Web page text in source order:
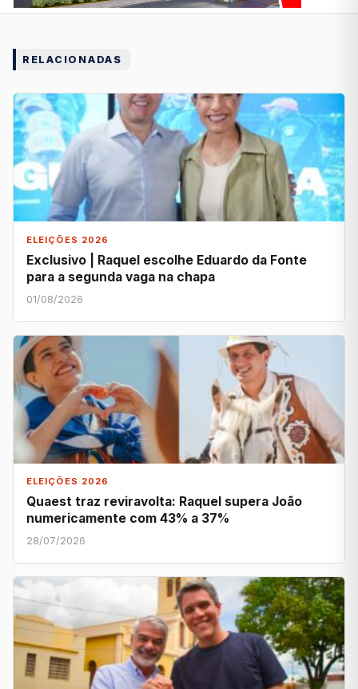
RELACIONADAS
ELEIÇÕES 2026
Exclusivo | Raquel escolhe Eduardo da Fonte
para a segunda vaga na chapa
01/08/2026
ELEIÇÕES 2026
Quaest traz reviravolta: Raquel supera João
numericamente com 43% a 37%
28/07/2026